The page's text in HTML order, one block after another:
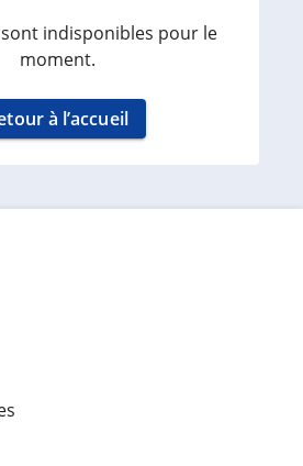
sont indisponibles pour le
moment.
à l’accueil